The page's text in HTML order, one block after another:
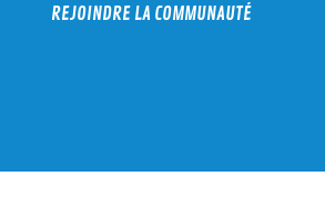
REJOINDRE LA COMMUNAUTÉ